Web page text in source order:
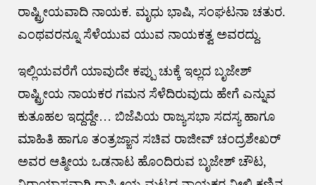
ರಾಷ್ಟ್ರೀಯವಾದಿ ನಾಯಕ. ಮೃಧು ಭಾಷಿ, ಸಂಘಟನಾ ಚತುರ.
ಎಂಥವರನ್ನೂ ಸೆಳೆಯುವ ಯುವ ನಾಯಕತ್ವ ಅವರದ್ದು.
ಇಲ್ಲಿಯವರೆಗೆ ಯಾವುದೇ ಕಪ್ಪು ಚುಕ್ಕೆ ಇಲ್ಲದ ಬೃಜೇಶ್
ರಾಷ್ಟ್ರೀಯ ನಾಯಕರ ಗಮನ ಸೆಳೆದಿರುವುದು ಹೇಗೆ ಎನ್ನುವ
ಕುತೂಹಲ ಇದ್ದದ್ದೇ… ಬಿಜೆಪಿಯ ರಾಜ್ಯಸಭಾ ಸದಸ್ಯ ಹಾಗೂ
ಮಾಹಿತಿ ಹಾಗೂ ತಂತ್ರಜ್ಙಾನ ಸಚಿವ ರಾಜೀವ್ ಚಂದ್ರಶೇಖರ್
ಅವರ ಆತ್ಮೀಯ ಒಡನಾಟ ಹೊಂದಿರುವ ಬೃಜೇಶ್ ಚೌಟ,